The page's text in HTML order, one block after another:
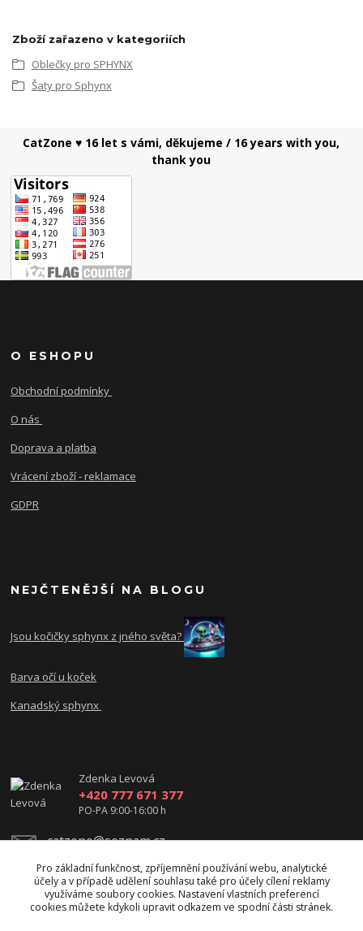
Zboží zařazeno v kategoriích
Oblečky pro SPHYNX
Šaty pro Sphynx
CatZone ♥ 16 let s vámi, děkujeme / 16 years with you,
thank you
O ESHOPU
Obchodní podmínky
O nás
Doprava a platba
Vrácení zboží - reklamace
GDPR
NEJČTENĚJŠÍ NA BLOGU
Jsou kočičky sphynx z jného světa?
Barva očí u koček
Kanadský sphynx
Zdenka Levová
+420 777 671 377
PO-PA 9:00-16:00 h
catzone@seznam.cz
Pro základní funkčnost, zpříjemnění používání webu, analytické
účely a v případě udělení souhlasu také pro účely cílení reklamy
využíváme soubory cookies. Nastavení vlastních preferencí
cookies můžete kdykoli upravit odkazem ve spodní části stránek.